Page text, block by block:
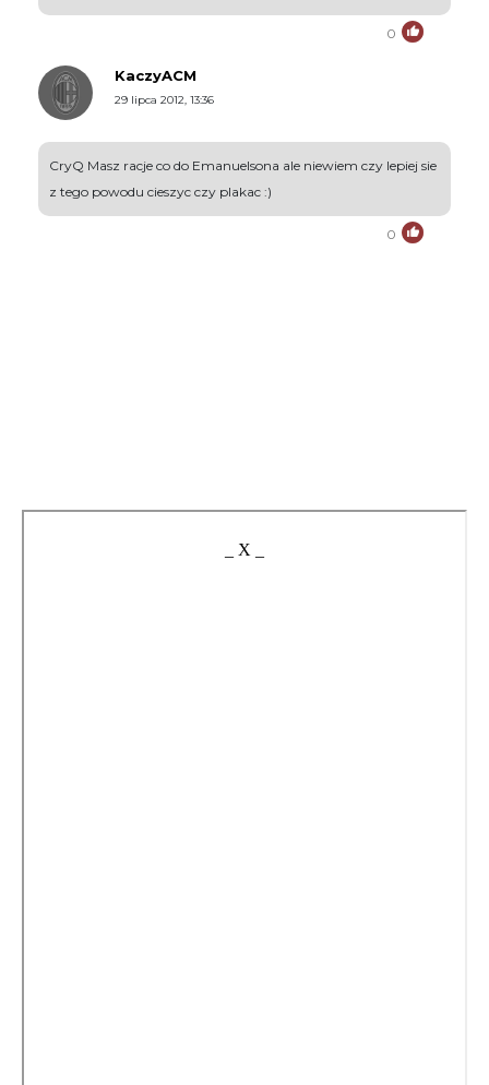
0
KaczyACM
29 lipca 2012, 13:36
CryQ Masz racje co do Emanuelsona ale niewiem czy lepiej sie
z tego powodu cieszyc czy plakac :)
0